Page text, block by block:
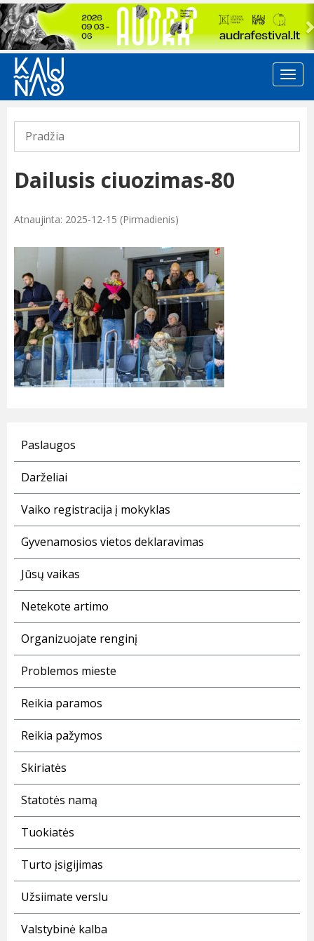
Previous
Pradžia
Dailusis ciuozimas-80
Atnaujinta: 2025-12-15 (Pirmadienis)
Paslaugos
Darželiai
Vaiko registracija į mokyklas
Gyvenamosios vietos deklaravimas
Jūsų vaikas
Netekote artimo
Organizuojate renginį
Problemos mieste
Reikia paramos
Reikia pažymos
Skiriatės
Statotės namą
Tuokiatės
Turto įsigijimas
Užsiimate verslu
Valstybinė kalba